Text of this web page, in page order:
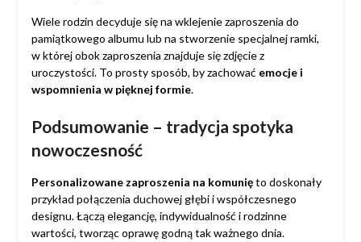
Wiele rodzin decyduje się na wklejenie zaproszenia do
pamiątkowego albumu lub na stworzenie specjalnej ramki,
w której obok zaproszenia znajduje się zdjęcie z
uroczystości. To prosty sposób, by zachować emocje i
wspomnienia w pięknej formie.
Podsumowanie – tradycja spotyka
nowoczesność
Personalizowane zaproszenia na komunięto doskonały
przykład połączenia duchowej głębi i współczesnego
designu. Łączą elegancję, indywidualność i rodzinne
wartości, tworząc oprawę godną tak ważnego dnia.